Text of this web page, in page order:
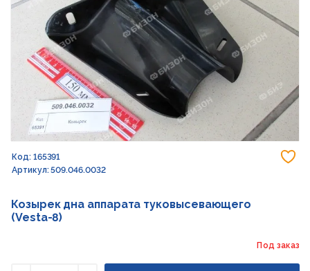
Код: 165391
Артикул: 509.046.0032
Козырек дна аппарата туковысевающего
(Vesta-8)
Под заказ